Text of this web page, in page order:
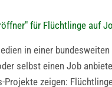
für Flüchtlinge auf
in einer
selbst einen Job
zeigen: